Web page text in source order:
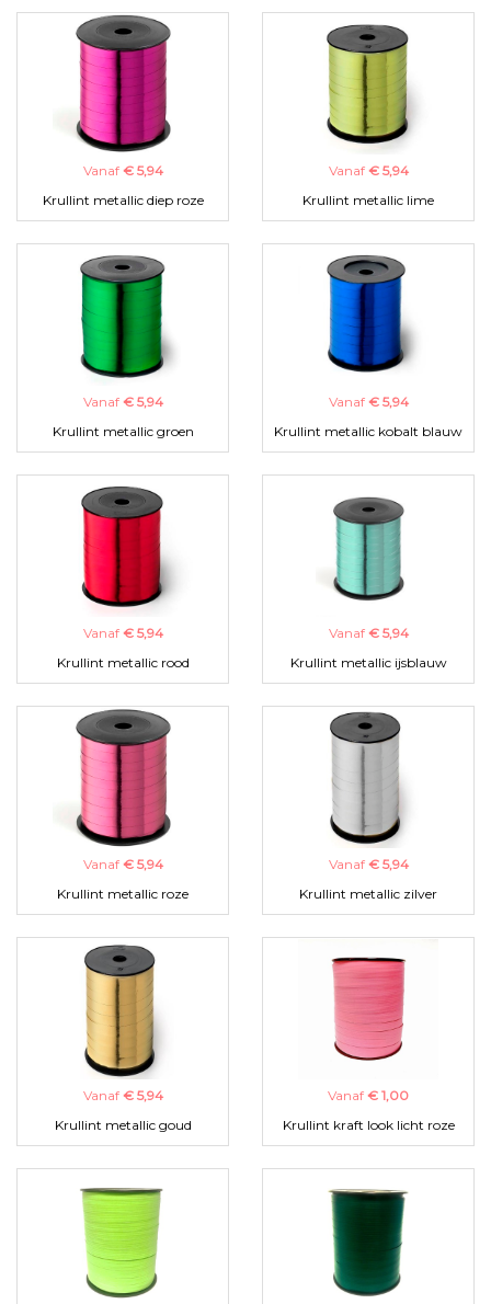
Vanaf € 5,94
Krullint metallic diep roze
Vanaf € 5,94
Krullint metallic lime
Vanaf € 5,94
Krullint metallic groen
Vanaf € 5,94
Krullint metallic kobalt blauw
Vanaf € 5,94
Krullint metallic rood
Vanaf € 5,94
Krullint metallic ijsblauw
Vanaf € 5,94
Krullint metallic roze
Vanaf € 5,94
Krullint metallic zilver
Vanaf € 5,94
Krullint metallic goud
Vanaf € 1,00
Krullint kraft look licht roze